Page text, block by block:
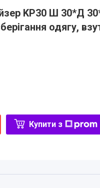
KP30 Ш 30*Д
одягу,
Купити з